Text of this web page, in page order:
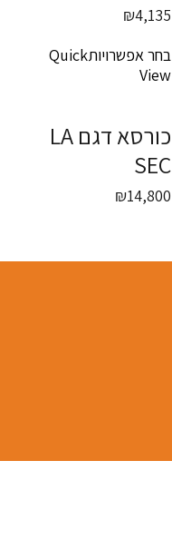
₪4,135
בחר אפשרויותQuick
View
כורסא דגם LA
SEC
₪14,800